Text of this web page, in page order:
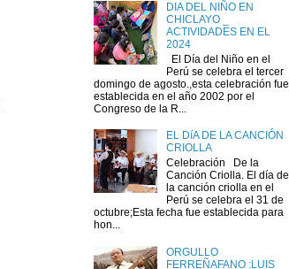
DIA DEL NIÑO EN
CHICLAYO _
ACTIVIDADES EN EL
2024
El Día del Niño en el
Perú se celebra el tercer
domingo de agosto.,esta celebración fue
establecida en el año 2002 por el
Congreso de la R...
EL DíA DE LA CANCIÓN
CRIOLLA
Celebración De la
Canción Criolla. El día de
la canción criolla en el
Perú se celebra el 31 de
octubre;Esta fecha fue establecida para
hon...
ORGULLO
FERREÑAFANO :LUIS